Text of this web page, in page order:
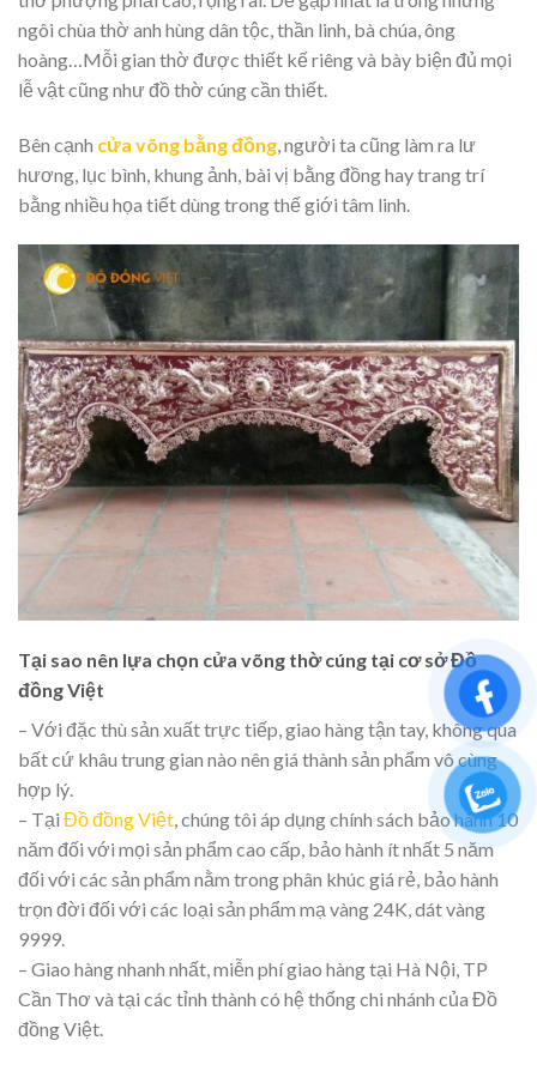
ngôi chùa thờ anh hùng dân tộc, thần linh, bà chúa, ông
hoàng…Mỗi gian thờ được thiết kế riêng và bày biện đủ mọi
lễ vật cũng như đồ thờ cúng cần thiết.
Bên cạnh cửa võng bằng đồng, người ta cũng làm ra lư
hương, lục bình, khung ảnh, bài vị bằng đồng hay trang trí
bằng nhiều họa tiết dùng trong thế giới tâm linh.
Tại sao nên lựa chọn cửa võng thờ cúng tại cơ sở Đồ
đồng Việt
– Với đặc thù sản xuất trực tiếp, giao hàng tận tay, không qua
bất cứ khâu trung gian nào nên giá thành sản phẩm vô cùng
hợp lý.
– Tại Đồ đồng Việt, chúng tôi áp dụng chính sách bảo hành 10
năm đối với mọi sản phẩm cao cấp, bảo hành ít nhất 5 năm
đối với các sản phẩm nằm trong phân khúc giá rẻ, bảo hành
trọn đời đối với các loại sản phẩm mạ vàng 24K, dát vàng
9999.
– Giao hàng nhanh nhất, miễn phí giao hàng tại Hà Nội, TP
Cần Thơ và tại các tỉnh thành có hệ thống chi nhánh của Đồ
đồng Việt.